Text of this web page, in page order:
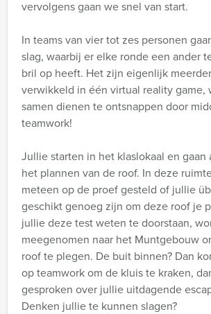
vervolgens gaan we snel van start.
In teams van vier tot zes personen
slag, waarbij er elke ronde een ander
bril op heeft. Het zijn eigenlijk
verwikkeld in één virtual reality game,
samen dienen te ontsnappen door
teamwork!
Jullie starten in het klaslokaal en gaan
het plannen van de roof. In deze
meteen op de proef gesteld of jullie
geschikt genoeg zijn om deze roof je
jullie deze test weten te doorstaan,
meegenomen naar het Muntgebouw
roof te plegen. De buit binnen? Dan
op teamwork om de kluis te kraken,
gesproken over jullie uitdagende
Denken jullie te kunnen slagen?